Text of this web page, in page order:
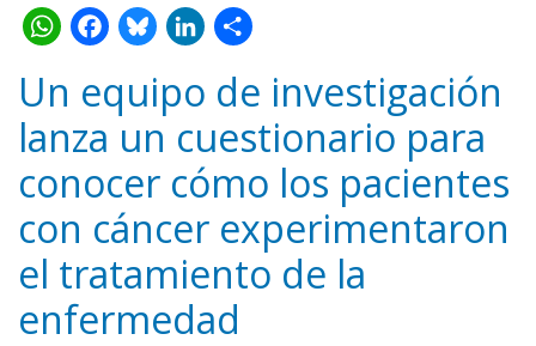
WhatsApp
Facebook
Bluesky
LinkedIn
Share
Un equipo de investigación
lanza un cuestionario para
conocer cómo los pacientes
con cáncer experimentaron
el tratamiento de la
enfermedad